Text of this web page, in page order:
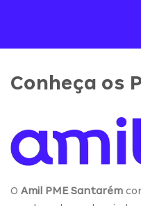
Conheça os
O Amil PME Santarém